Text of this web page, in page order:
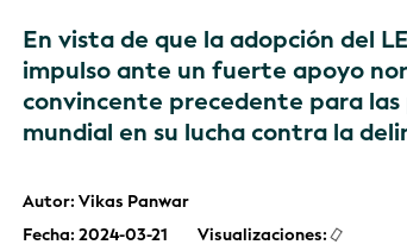
En vista de que la adopción del
impulso ante un fuerte apoyo
convincente precedente para
mundial en su lucha contra la
Autor: Vikas Panwar
Fecha: 2024-03-21
Visualizaciones: